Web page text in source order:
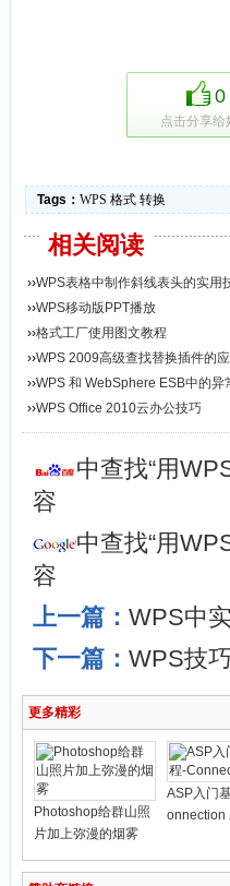
0
点击分享给
Tags： WPS 格式 转换
相关阅读
››WPS表格中制作斜线表头的实用
››WPS移动版PPT播放
››格式工厂使用图文教程
››WPS 2009高级查找替换插件的
››WPS 和 WebSphere ESB中的异
››WPS Office 2010云办公技巧
中查找“用
容
中查找“用
容
上一篇： WPS中
下一篇： WPS技
更多精彩
Photoshop给群山照
片加上弥漫的烟雾
ASP入门
onnection